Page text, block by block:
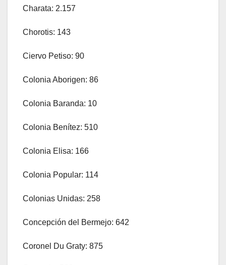
Charata: 2.157
Chorotis: 143
Ciervo Petiso: 90
Colonia Aborigen: 86
Colonia Baranda: 10
Colonia Benítez: 510
Colonia Elisa: 166
Colonia Popular: 114
Colonias Unidas: 258
Concepción del Bermejo: 642
Coronel Du Graty: 875